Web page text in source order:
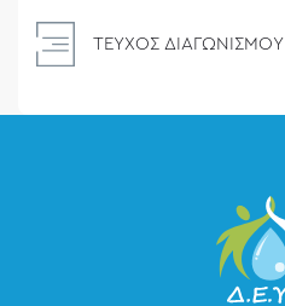
ΤΕΥΧΟΣ ΔΙΑΓΩΝΙΣΜΟΥ